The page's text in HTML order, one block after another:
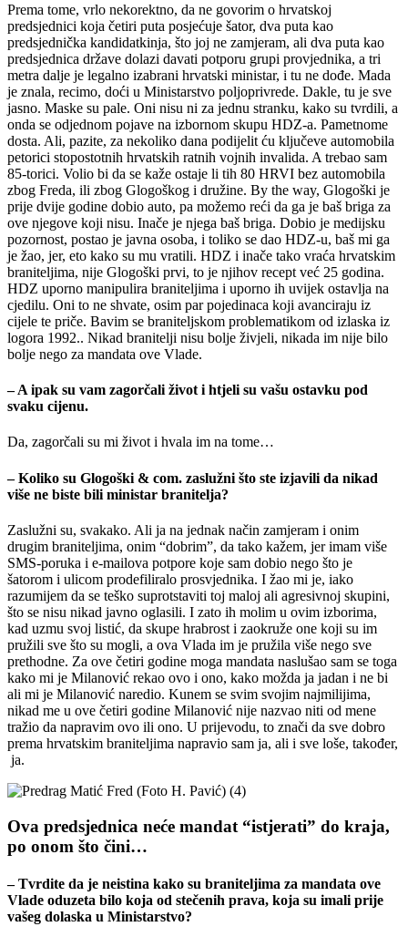
Prema tome, vrlo nekorektno, da ne govorim o hrvatskoj
predsjednici koja četiri puta posjećuje šator, dva puta kao
predsjednička kandidatkinja, što joj ne zamjeram, ali dva puta kao
predsjednica države dolazi davati potporu grupi provjednika, a tri
metra dalje je legalno izabrani hrvatski ministar, i tu ne dođe. Mada
je znala, recimo, doći u Ministarstvo poljoprivrede. Dakle, tu je sve
jasno. Maske su pale. Oni nisu ni za jednu stranku, kako su tvrdili, a
onda se odjednom pojave na izbornom skupu HDZ-a. Pametnome
dosta. Ali, pazite, za nekoliko dana podijelit ću ključeve automobila
petorici stopostotnih hrvatskih ratnih vojnih invalida. A trebao sam
85-torici. Volio bi da se kaže ostaje li tih 80 HRVI bez automobila
zbog Freda, ili zbog Glogoškog i družine. By the way, Glogoški je
prije dvije godine dobio auto, pa možemo reći da ga je baš briga za
ove njegove koji nisu. Inače je njega baš briga. Dobio je medijsku
pozornost, postao je javna osoba, i toliko se dao HDZ-u, baš mi ga
je žao, jer, eto kako su mu vratili. HDZ i inače tako vraća hrvatskim
braniteljima, nije Glogoški prvi, to je njihov recept već 25 godina.
HDZ uporno manipulira braniteljima i uporno ih uvijek ostavlja na
cjedilu. Oni to ne shvate, osim par pojedinaca koji avanciraju iz
cijele te priče. Bavim se braniteljskom problematikom od izlaska iz
logora 1992.. Nikad branitelji nisu bolje živjeli, nikada im nije bilo
bolje nego za mandata ove Vlade.
– A ipak su vam zagorčali život i htjeli su vašu ostavku pod
svaku cijenu.
Da, zagorčali su mi život i hvala im na tome…
– Koliko su Glogoški & com. zaslužni što ste izjavili da nikad
više ne biste bili ministar branitelja?
Zaslužni su, svakako. Ali ja na jednak način zamjeram i onim
drugim braniteljima, onim “dobrim”, da tako kažem, jer imam više
SMS-poruka i e-mailova potpore koje sam dobio nego što je
šatorom i ulicom prodefiliralo prosvjednika. I žao mi je, iako
razumijem da se teško suprotstaviti toj maloj ali agresivnoj skupini,
što se nisu nikad javno oglasili. I zato ih molim u ovim izborima,
kad uzmu svoj listić, da skupe hrabrost i zaokruže one koji su im
pružili sve što su mogli, a ova Vlada im je pružila više nego sve
prethodne. Za ove četiri godine moga mandata naslušao sam se toga
kako mi je Milanović rekao ovo i ono, kako možda ja jadan i ne bi
ali mi je Milanović naredio. Kunem se svim svojim najmilijima,
nikad me u ove četiri godine Milanović nije nazvao niti od mene
tražio da napravim ovo ili ono. U prijevodu, to znači da sve dobro
prema hrvatskim braniteljima napravio sam ja, ali i sve loše, također,
ja.
Ova predsjednica neće mandat “istjerati” do kraja,
po onom što čini…
– Tvrdite da je neistina kako su braniteljima za mandata ove
Vlade oduzeta bilo koja od stečenih prava, koja su imali prije
vašeg dolaska u Ministarstvo?